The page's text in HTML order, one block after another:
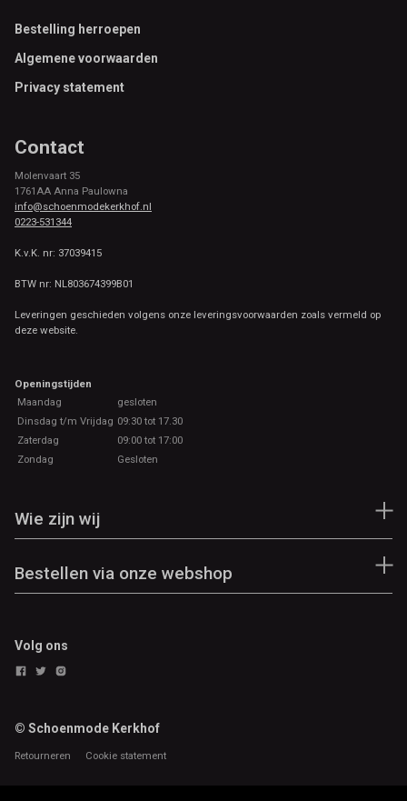
Footer
Bestelling herroepen
Algemene voorwaarden
Privacy statement
Contact
Molenvaart 35
1761AA Anna Paulowna
info@schoenmodekerkhof.nl
0223-531344
K.v.K. nr: 37039415
BTW nr: NL803674399B01
Leveringen geschieden volgens onze leveringsvoorwaarden zoals vermeld op
deze website.
Openingstijden
Maandag
gesloten
Dinsdag t/m Vrijdag 09:30 tot 17.30
Zaterdag
09:00 tot 17:00
Zondag
Gesloten
Wie zijn wij
Bestellen via onze webshop
Volg ons
© Schoenmode Kerkhof
Retourneren Cookie statement